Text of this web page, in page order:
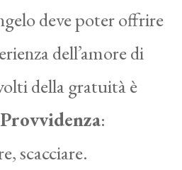
deve poter offrire
dell’amore di
della gratuità è
:
scacciare.